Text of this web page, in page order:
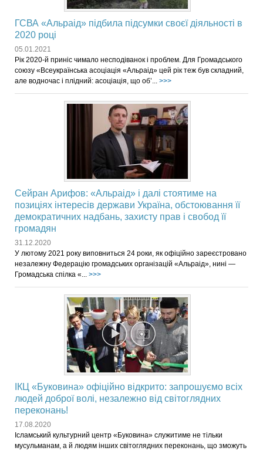
ГСВА «Альраід» підбила підсумки своєї діяльності в
2020 році
05.01.2021
Рік 2020-й приніс чимало несподіванок і проблем. Для Громадського
союзу «Всеукраїнська асоціація «Альраід» цей рік теж був складний,
але водночас і плідний: асоціація, що об’... >>>
Сейран Арифов: «Альраід» і далі стоятиме на
позиціях інтересів держави Україна, обстоювання її
демократичних надбань, захисту прав і свобод її
громадян
31.12.2020
У лютому 2021 року виповниться 24 роки, як офіційно зареєстровано
незалежну Федерацію громадських організацій «Альраід», нині —
Громадська спілка «... >>>
ІКЦ «Буковина» офіційно відкрито: запрошуємо всіх
людей доброї волі, незалежно від світоглядних
переконань!
17.08.2020
Ісламський культурний центр «Буковина» служитиме не тільки
мусульманам, а й людям інших світоглядних переконань, що зможуть